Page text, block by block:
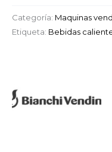
Categoría: Maquinas
Etiqueta: Bebidas